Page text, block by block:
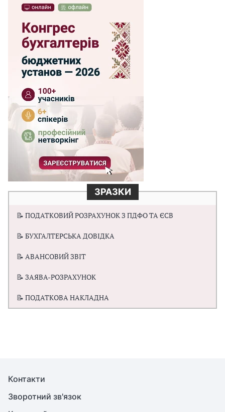
ЗРАЗКИ
📝 ПОДАТКОВИЙ РОЗРАХУНОК З ПДФО ТА ЄСВ
📝 БУХГАЛТЕРСЬКА ДОВІДКА
📝 АВАНСОВИЙ ЗВІТ
📝 ЗАЯВА-РОЗРАХУНОК
📝 ПОДАТКОВА НАКЛАДНА
Контакти
Зворотний зв'язок